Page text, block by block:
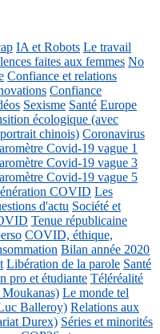
IA et Robots Le travail
faites aux femmes No
Confiance et relations
Confiance
Sexisme Santé Europe
écologique (avec
chinois) Coronavirus
Covid-19 vague 1
Covid-19 vague 3
Covid-19 vague 5
COVID Les
d'actu Société et
Tenue républicaine
COVID, éthique,
Bilan année 2020
Libération de la parole Santé
pro et étudiante Téléréalité
Le monde tel
Balleroy) Relations aux
Durex) Séries et minorités